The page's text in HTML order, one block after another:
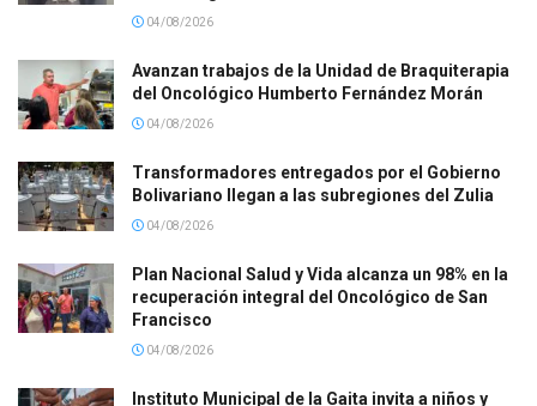
04/08/2026
Avanzan trabajos de la Unidad de Braquiterapia
del Oncológico Humberto Fernández Morán
04/08/2026
Transformadores entregados por el Gobierno
Bolivariano llegan a las subregiones del Zulia
04/08/2026
Plan Nacional Salud y Vida alcanza un 98% en la
recuperación integral del Oncológico de San
Francisco
04/08/2026
Instituto Municipal de la Gaita invita a niños y